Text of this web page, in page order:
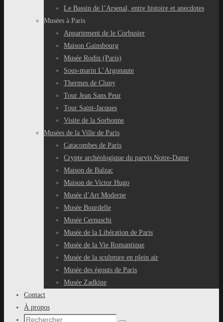
Le Bassin de l’Arsenal, entre histoire et anecdotes
Musées à Paris
Appartement de le Corbusier
Maison Gainsbourg
Musée Rodin (Paris)
Sous-marin L’Argonaute
Thermes de Cluny
Tour Jean Sans Peur
Tour Saint-Jacques
Visite de la Sorbonne
Musées de la Ville de Paris
Catacombes de Paris
Crypte archéologique du parvis Notre-Dame
Maison de Balzac
Maison de Victor Hugo
Musée d’Art Moderne
Musée Bourdelle
Musée Cernuschi
Musée de la Libération de Paris
Musée de la Vie Romantique
Musée de la sculpture en plein air
Musée des égouts de Paris
Musée Zadkine
Contact
À propos
Recherche